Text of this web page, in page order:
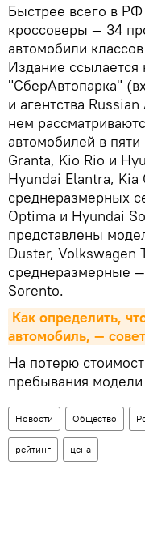
Быстрее всего в
кроссоверы — 34
автомобили
Издание ссылается
"СберАвтопарка"
и агентства
нем
автомобилей в
Granta, Kio Rio и
Hyundai Elantra, Kia
среднеразмерных
Optima и Hyundai
представлены
Duster, Volkswagen
среднеразмерные
Sorento.
Как определить,
автомобиль, —
На потерю
пребывания
Новости Общество
рейтинг цена